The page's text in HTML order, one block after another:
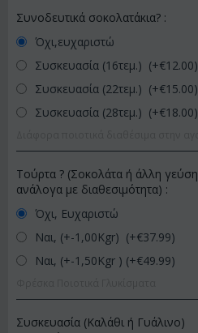
Συνοδευτικά σοκολατάκια? :
Όχι,ευχαριστώ
Συσκευασία (16τεμ.) (+€12.00)
Συσκευασία (22τεμ.) (+€15.00)
Συσκευασία (28τεμ.) (+€18.00)
Τούρτα ? (Σοκολάτα ή άλλη γεύση
ανάλογα με διαθεσιμότητα) :
Όχι, Ευχαριστώ
Ναι, (+-1,00Kgr) (+€37.99)
Ναι, (+-1,50Kgr ) (+€49.99)
Συσκευασία (Καλάθι ή Γυάλινο)